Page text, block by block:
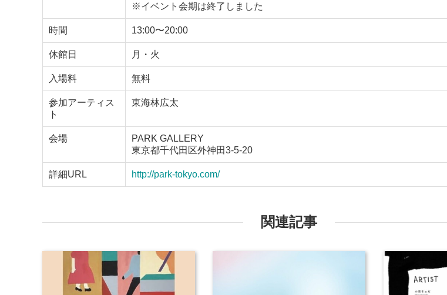
※イベント会期は終了しました
時間 13:00〜20:00
休館日 月・火
入場料 無料
参加アーティス
ト
東海林広太
会場
PARK GALLERY
東京都千代田区外神田3-5-20
詳細URL http://park-tokyo.com/
関連記事